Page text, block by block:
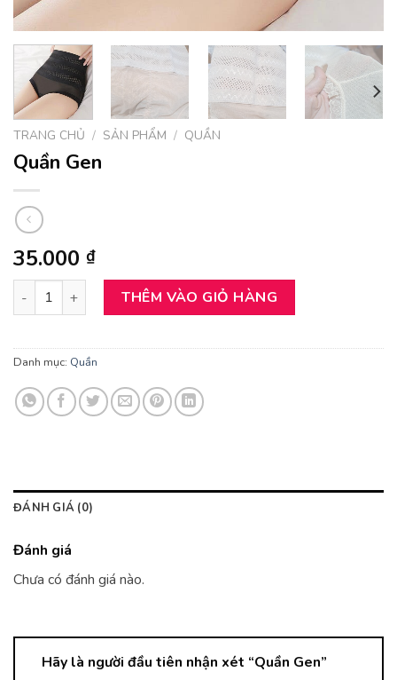
TRANG CHỦ / SẢN PHẨM / QUẦN
Quần Gen
35.000 ₫
Quần Gen số lượngTHÊM VÀO GIỎ HÀNG
Danh mục: Quần
ĐÁNH GIÁ (0)
Đánh giá
Chưa có đánh giá nào.
Hãy là người đầu tiên nhận xét “Quần Gen”